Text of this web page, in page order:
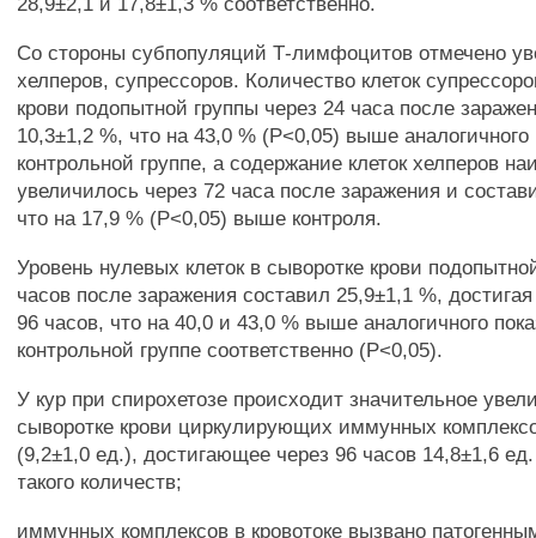
Со стороны субпопуляций Т-лимфоцитов отмечено
хелперов, супрессоров. Количество клеток
крови подопытной группы через 24 часа после
10,3±1,2 %, что на 43,0 % (Р<0,05) выше аналогичного
контрольной группе, а содержание клеток хелперов
увеличилось через 72 часа после заражения и
что на 17,9 % (Р<0,05) выше контроля.
Уровень нулевых клеток в сыворотке крови
часов после заражения составил 25,9±1,1 %,
96 часов, что на 40,0 и 43,0 % выше аналогичного
контрольной группе соответственно (Р<0,05).
У кур при спирохетозе происходит значительное
сыворотке крови циркулирующих иммунных
(9,2±1,0 ед.), достигающее через 96 часов 14,8±1,6
такого количеств;
иммунных комплексов в кровотоке вызвано